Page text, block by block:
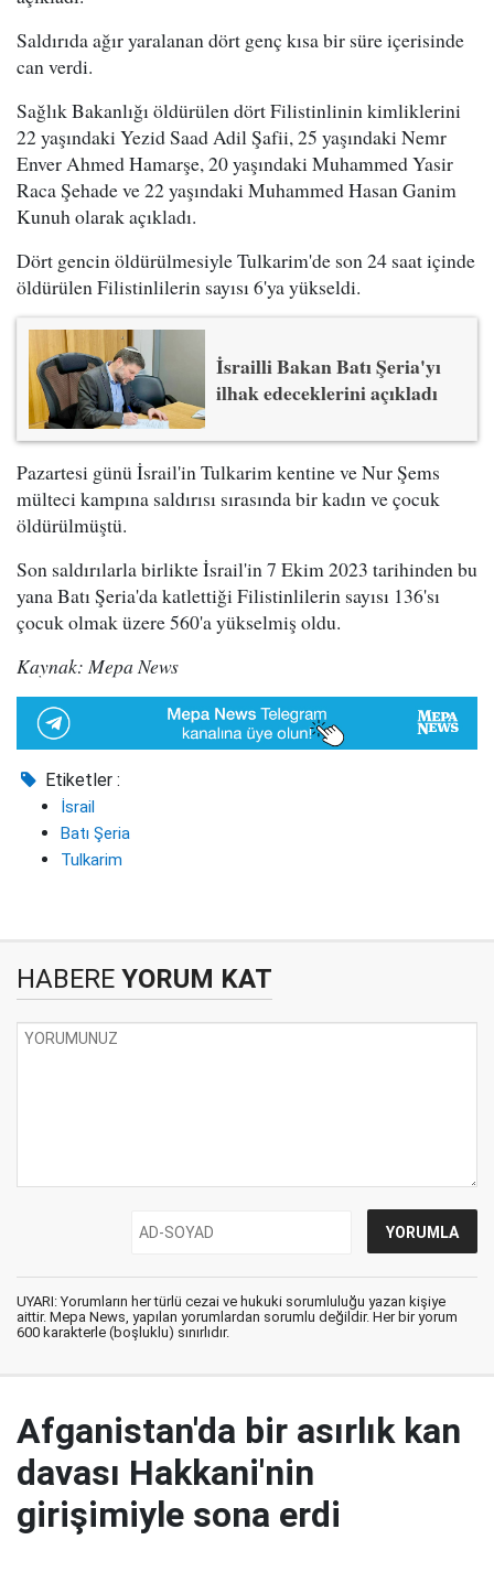
Saldırıda ağır yaralanan dört genç kısa bir süre içerisinde
can verdi.
Sağlık Bakanlığı öldürülen dört Filistinlinin kimliklerini
22 yaşındaki Yezid Saad Adil Şafii, 25 yaşındaki Nemr
Enver Ahmed Hamarşe, 20 yaşındaki Muhammed Yasir
Raca Şehade ve 22 yaşındaki Muhammed Hasan Ganim
Kunuh olarak açıkladı.
Dört gencin öldürülmesiyle Tulkarim'de son 24 saat içinde
öldürülen Filistinlilerin sayısı 6'ya yükseldi.
İsrailli Bakan Batı Şeria'yı
ilhak edeceklerini açıkladı
Pazartesi günü İsrail'in Tulkarim kentine ve Nur Şems
mülteci kampına saldırısı sırasında bir kadın ve çocuk
öldürülmüştü.
Son saldırılarla birlikte İsrail'in 7 Ekim 2023 tarihinden bu
yana Batı Şeria'da katlettiği Filistinlilerin sayısı 136'sı
çocuk olmak üzere 560'a yükselmiş oldu.
Kaynak: Mepa News
Etiketler :
İsrail
Batı Şeria
Tulkarim
HABERE YORUM KAT
UYARI: Yorumların her türlü cezai ve hukuki sorumluluğu yazan kişiye
aittir. Mepa News, yapılan yorumlardan sorumlu değildir. Her bir yorum
600 karakterle (boşluklu) sınırlıdır.
Afganistan'da bir asırlık kan
davası Hakkani'nin
girişimiyle sona erdi